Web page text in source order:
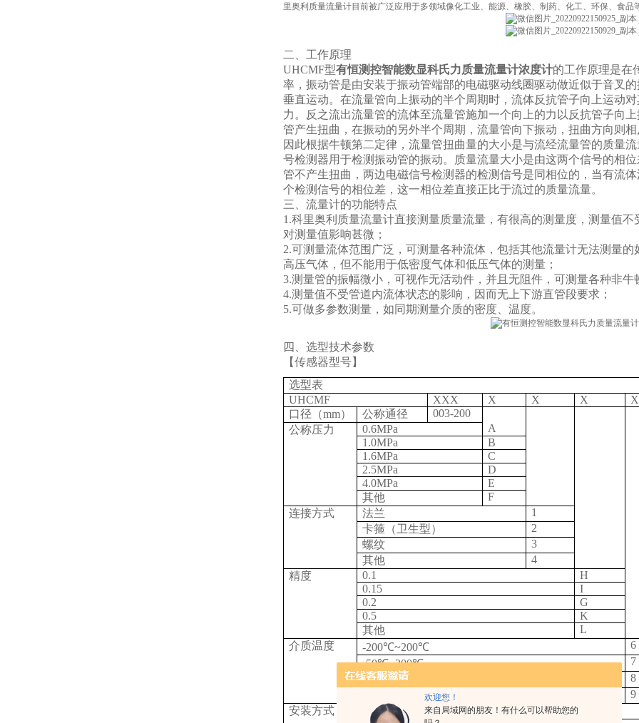
欢迎您！
来自局域网的朋友！有什么可以帮助您的
里奥利质量流量计目前被广泛应用于多领域像化工业、能源、橡胶、制药、化工、环保、食品
二、工作原理
UHCMF型有恒测控智能数显科氏力质量流量计浓度计的工作原理是在
率，振动管是由安装于振动管端部的电磁驱动线圈驱动做近似于音叉
垂直运动。在流量管向上振动的半个周期时，流体反抗管子向上运动
力。反之流出流量管的流体至流量管施加一个向上的力以反抗管子向
管产生扭曲，在振动的另外半个周期，流量管向下振动，扭曲方向则
因此根据牛顿第二定律，流量管扭曲量的大小是与流经流量管的质量
号检测器用于检测振动管的振动。质量流量大小是由这两个信号的相
管不产生扭曲，两边电磁信号检测器的检测信号是同相位的，当有流
个检测信号的相位差，这一相位差直接正比于流过的质量流量。
三、流量计的功能特点
1.科里奥利质量流量计直接测量质量流量，有很高的测量度，测量值
对测量值影响甚微；
2.可测量流体范围广泛，可测量各种流体，包括其他流量计无法测量
高压气体，但不能用于低密度气体和低压气体的测量；
3.测量管的振幅微小，可视作无活动件，并且无阻件，可测量各种非
4.测量值不受管道内流体状态的影响，因而无上下游直管段要求；
5.可做多参数测量，如同期测量介质的密度、温度。
四、选型技术参数
【传感器型号】
选型表
UHCMF
XXX X X X
X
口径（mm）
公称通径
003-200
公称压力
0.6MPa
A
1.0MPa
B
1.6MPa
C
2.5MPa
D
4.0MPa
E
其他
F
连接方式
法兰
1
卡箍（卫生型）
2
螺纹
3
其他
4
精度
0.1
H
0.15
I
0.2
G
0.5
K
其他
L
介质温度
-200℃~200℃
6
-50℃~200℃
7
-50℃~300℃
8
其他（高温可定制）
9
安装方式
分体式